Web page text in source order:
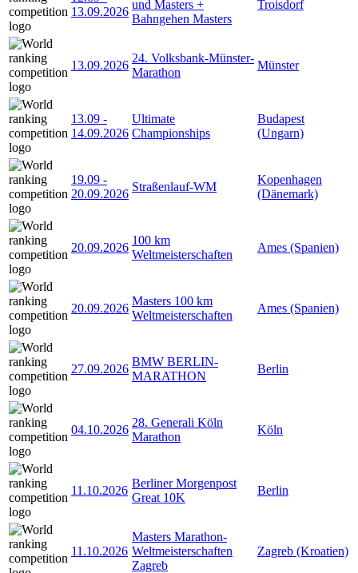
13.09.2026
und Masters +
Bahngehen Masters
Troisdorf
13.09.2026
24. Volksbank-Münster-
Marathon
Münster
13.09 -
14.09.2026
Ultimate
Championships
Budapest
(Ungarn)
19.09 -
20.09.2026
Straßenlauf-WM
Kopenhagen
(Dänemark)
20.09.2026
100 km
Weltmeisterschaften
Ames (Spanien)
20.09.2026
Masters 100 km
Weltmeisterschaften
Ames (Spanien)
27.09.2026
BMW BERLIN-
MARATHON
Berlin
04.10.2026
28. Generali Köln
Marathon
Köln
11.10.2026
Berliner Morgenpost
Great 10K
Berlin
11.10.2026
Masters Marathon-
Weltmeisterschaften
Zagreb
Zagreb (Kroatien)